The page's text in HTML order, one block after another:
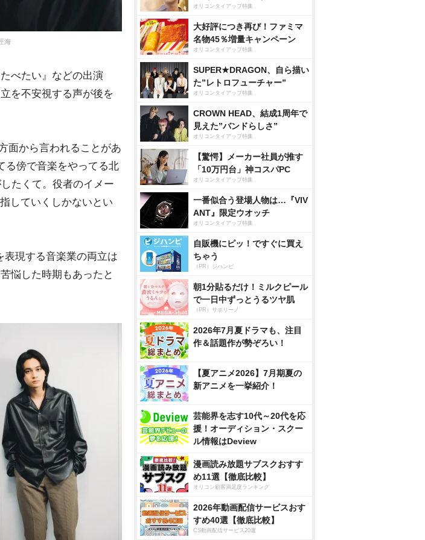
海
べたい』などの出演
を不安視する声が後を
面から言われることがあ
る傍で音楽をやってる北
たくて。役者のイメー
していくしかないとい
表現する音楽業の両立は
悩した時期もあったと
オリコンタイアップ特集
大好評につき再び！ファミマ
名物45％増量キャンペーン
オリコンタイアップ特集
SUPER★DRAGON、自ら描い
た”レトロフューチャー”
オリコンタイアップ特集
CROWN HEAD、結成1周年で
見えた”バンドらしさ”
オリコンタイアップ特集
【驚愕】メーカー社員が推す
「10万円台」神コスパPC
オリコンタイアップ特集
一番似合う登場人物は…『VIV
ANT』限定ウオッチ
オリコンタイアップ特集
自販機にピッ！ですぐに買え
ちゃう
（PR）ジハンピ
朝1分貼るだけ！ミルクピール
で一日中ずっとうるツヤ肌
（PR）サボリーノ
2026年7月夏ドラマも、注目
作＆話題作が勢ぞろい！
【夏アニメ2026】7月期夏の
新アニメを一挙紹介！
芸能界を志す10代～20代を応
援！オーディション・スクー
ル情報はDeview
漫画読み放題サブスクおすす
め11選【徹底比較】
オリコン顧客満足度ランキング
2026年動画配信サービスおす
すめ40選【徹底比較】
CS動画配信サービス20選